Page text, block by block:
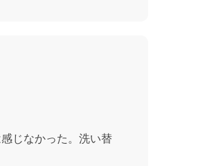
じなかった。洗い替